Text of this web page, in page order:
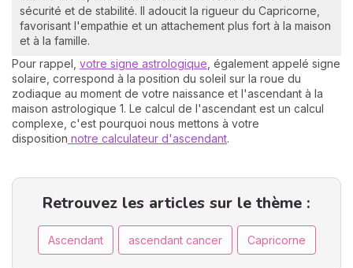
sécurité et de stabilité. Il adoucit la rigueur du Capricorne,
favorisant l'empathie et un attachement plus fort à la maison
et à la famille.
Pour rappel, votre signe astrologique , également appelé signe
solaire, correspond à la position du soleil sur la roue du
zodiaque au moment de votre naissance et l'ascendant à la
maison astrologique 1. Le calcul de l'ascendant est un calcul
complexe, c'est pourquoi nous mettons à votre
disposition notre calculateur d'ascendant.
Retrouvez les articles sur le thème :
Ascendant ascendant cancer Capricorne